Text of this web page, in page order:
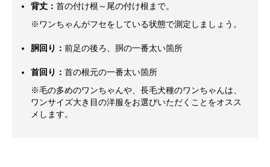
背丈： 首の付け根～尾の付け根まで。
※ワンちゃんがフセをしている状態で測定しましょう。
胴回り： 前足の後ろ、胴の一番太い箇所
首回り： 首の根元の一番太い箇所
※毛の多めのワンちゃんや、長毛犬種のワンちゃんは、
ワンサイズ大き目の洋服をお選びいただくことをオスス
メします。